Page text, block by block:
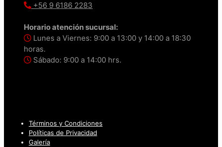
+56 9 6186 2283
Horario atención sucursal:
Lunes a Viernes: 9:00 a 13:00 y 14:00 a 18:30
horas.
Sábado: 9:00 a 14:00 hrs.
Términos y Condiciones
Políticas de Privacidad
Galería